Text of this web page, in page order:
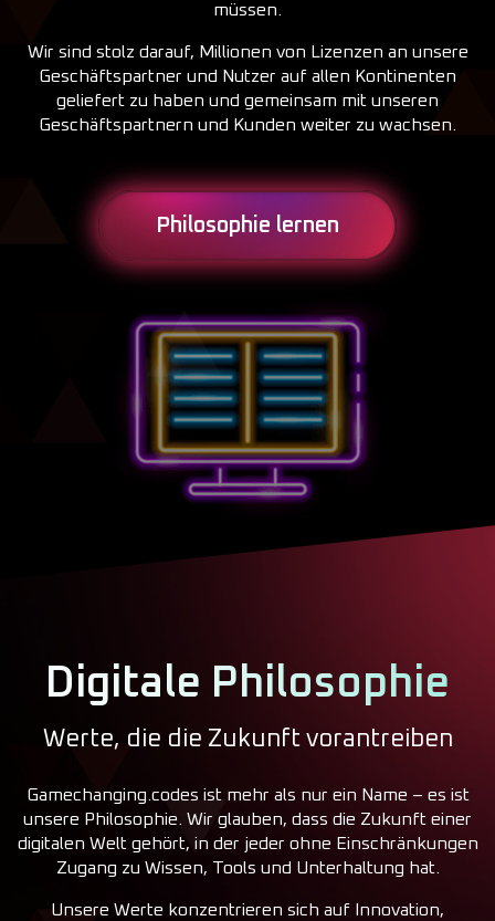
müssen.
Wir sind stolz darauf, Millionen von Lizenzen an unsere
Geschäftspartner und Nutzer auf allen Kontinenten
geliefert zu haben und gemeinsam mit unseren
Geschäftspartnern und Kunden weiter zu wachsen.
Philosophie lernen
Digitale Philosophie
Werte, die die Zukunft vorantreiben
Gamechanging.codes ist mehr als nur ein Name – es ist
unsere Philosophie. Wir glauben, dass die Zukunft einer
digitalen Welt gehört, in der jeder ohne Einschränkungen
Zugang zu Wissen, Tools und Unterhaltung hat.
Unsere Werte konzentrieren sich auf Innovation,